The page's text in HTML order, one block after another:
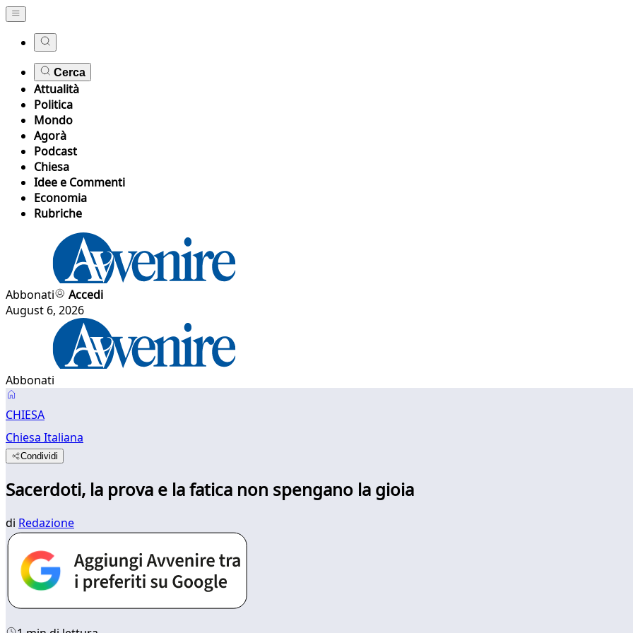
Cerca
Attualità
Politica
Mondo
Agorà
Podcast
Chiesa
Idee e Commenti
Economia
Rubriche
Abbonati
Accedi
August 6, 2026
Abbonati
CHIESA
Chiesa Italiana
Condividi
Sacerdoti, la prova e la fatica non spengano la gioia
di Redazione